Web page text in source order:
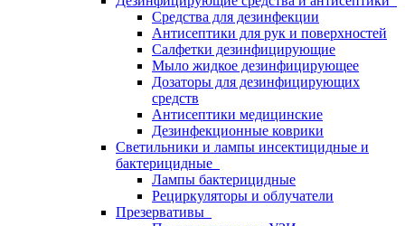
Средства для дезинфекции
Антисептики для рук и поверхностей
Салфетки дезинфицирующие
Мыло жидкое дезинфицирующее
Дозаторы для дезинфицирующих
средств
Антисептики медицинские
Дезинфекционные коврики
Светильники и лампы инсектицидные и
бактерицидные
Лампы бактерицидные
Рециркуляторы и облучатели
Презервативы